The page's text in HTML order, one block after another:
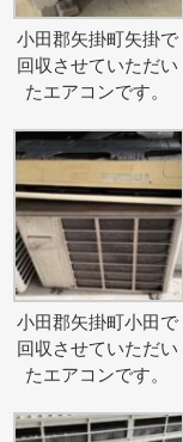
小田郡矢掛町矢掛で
回収させていただい
たエアコンです。
小田郡矢掛町小田で
回収させていただい
たエアコンです。